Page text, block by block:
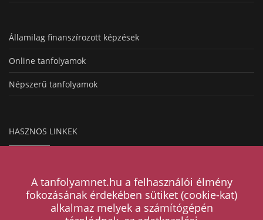
Államilag finanszírozott képzések
Online tanfolyamok
Népszerű tanfolyamok
HASZNOS LINKEK
Magazin
A tanfolyamnet.hu a felhasználói élmény
fokozásának érdekében sütiket (cookie-kat)
alkalmaz melyek a számítógépén